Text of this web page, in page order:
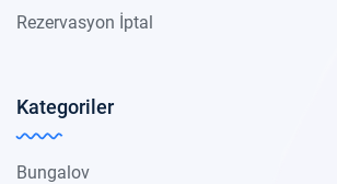
Rezervasyon İptal
Kategoriler
Bungalov